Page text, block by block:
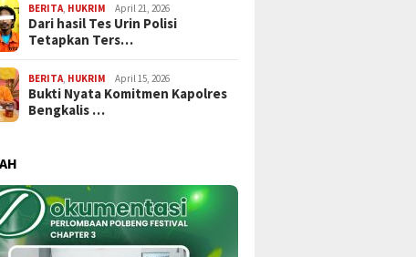
BERITA HUKRIM April 21, 2026
Dari hasil Tes Urin Polisi
Tetapkan Ters…
BERITA HUKRIM April 15, 2026
Bukti Nyata Komitmen Kapolres
Bengkalis …